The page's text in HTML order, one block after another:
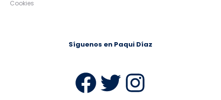
Cookies
Síguenos en Paqui Díaz
Facebook
Twitter